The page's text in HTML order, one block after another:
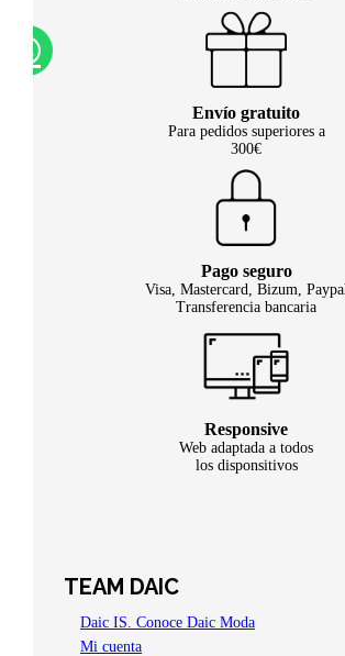
Envío gratuito
Para pedidos superiores a
300€
Pago seguro
Visa, Mastercard, Bizum,
Transferencia bancaria
Responsive
Web adaptada a todos
los disponsitivos
TEAM DAIC
Daic IS. Conoce Daic Moda
Mi cuenta